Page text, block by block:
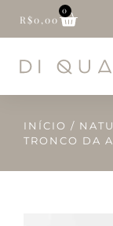
R$0,00
0
INÍCIO /
TRONCO DA